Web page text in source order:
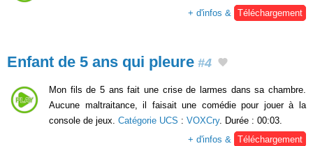
+ d'infos &
Téléchargement
Enfant de 5 ans qui pleure #4
Mon fils de 5 ans fait une crise de larmes dans sa chambre.
Aucune maltraitance, il faisait une comédie pour jouer à la
console de jeux. Catégorie UCS : VOXCry. Durée : 00:03.
+ d'infos & Téléchargement